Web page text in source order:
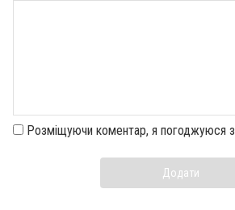
Розміщуючи коментар, я погоджуюся з
Додати